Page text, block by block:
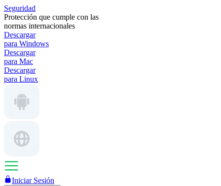
Seguridad
Protección que cumple con las
normas internacionales
Descargar
para Windows
Descargar
para Mac
Descargar
para Linux
Iniciar Sesión